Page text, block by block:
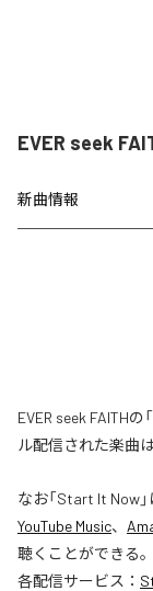
EVER seek
新曲情報
EVER seek FAITH
ル配信された楽曲
なお「Start It Now
YouTube Music、
聴くことができる。
各配信サービス：